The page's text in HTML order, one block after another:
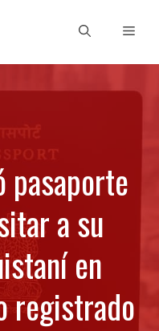
pasaporte
a su
en
registrado